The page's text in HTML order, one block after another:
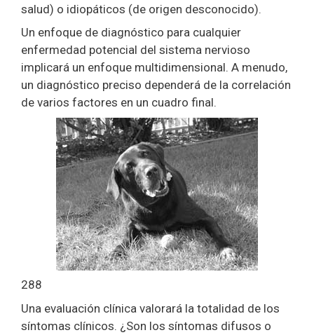
salud) o idiopáticos (de origen desconocido).
Un enfoque de diagnóstico para cualquier
enfermedad potencial del sistema nervioso
implicará un enfoque multidimensional. A menudo,
un diagnóstico preciso dependerá de la correlación
de varios factores en un cuadro final.
288
Una evaluación clínica valorará la totalidad de los
síntomas clínicos. ¿Son los síntomas difusos o